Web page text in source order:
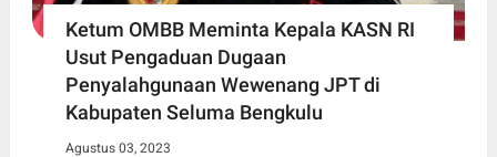
Ketum OMBB Meminta Kepala KASN RI
Usut Pengaduan Dugaan
Penyalahgunaan Wewenang JPT di
Kabupaten Seluma Bengkulu
Agustus 03, 2023